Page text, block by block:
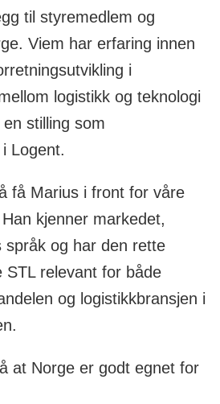
AI og robotteknologi for
lagerdrift; grunnlagt i
1.500 ansatte.
til styremedlem og
Viem har erfaring innen
i
logistikk og teknologi
stilling som
Logent.
få Marius i front for våre
kjenner markedet,
språk og har den rette
STL relevant for både
og logistikkbransjen i
at Norge er godt egnet for